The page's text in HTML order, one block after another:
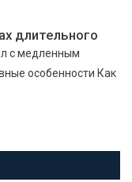
длительного
с медленным
особенности Как